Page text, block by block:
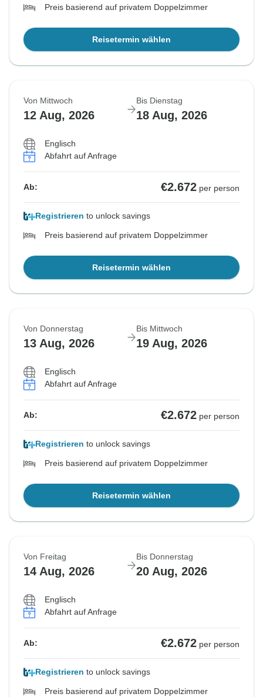
Preis basierend auf privatem Doppelzimmer
Reisetermin wählen
Von Mittwoch
12 Aug, 2026
Bis Dienstag
18 Aug, 2026
Englisch
Abfahrt auf Anfrage
Ab: €2.672 per person
Registrieren to unlock savings
Preis basierend auf privatem Doppelzimmer
Reisetermin wählen
Von Donnerstag
13 Aug, 2026
Bis Mittwoch
19 Aug, 2026
Englisch
Abfahrt auf Anfrage
Ab: €2.672 per person
Registrieren to unlock savings
Preis basierend auf privatem Doppelzimmer
Reisetermin wählen
Von Freitag
14 Aug, 2026
Bis Donnerstag
20 Aug, 2026
Englisch
Abfahrt auf Anfrage
Ab: €2.672 per person
Registrieren to unlock savings
Preis basierend auf privatem Doppelzimmer